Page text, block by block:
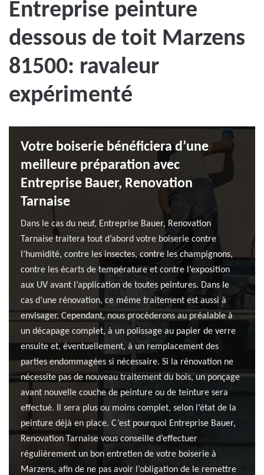
Entreprise peinture
dessous de toit Marzens
81500: ravaleur
expérimenté
Votre boiserie bénéficiera d’une
meilleure préparation avec
Entreprise Bauer, Renovation
Tarnaise
Dans le cas du neuf, Entreprise Bauer, Renovation
Tarnaise traitera tout d’abord votre boiserie contre
l’humidité, contre les insectes, contre les champignons,
contre les écarts de température et contre l’exposition
aux UV avant l’application de toutes peintures. Dans le
cas d’une rénovation, ce même traitement est aussi à
envisager. Cependant, nous procèderons au préalable à
un décapage complet, à un polissage au papier de verre
ensuite et, éventuellement, à un remplacement des
parties endommagées si nécessaire. Si la rénovation ne
nécessite pas de nouveau traitement du bois, un ponçage
avant nouvelle couche de peinture ou de teinture sera
effectué. Il sera plus ou moins complet, selon l’état de la
peinture déjà en place. C’est pourquoi Entreprise Bauer,
Renovation Tarnaise vous conseille d’effectuer
régulièrement un bon entretien de votre boiserie à
Marzens, afin de ne pas avoir l’obligation de le remettre